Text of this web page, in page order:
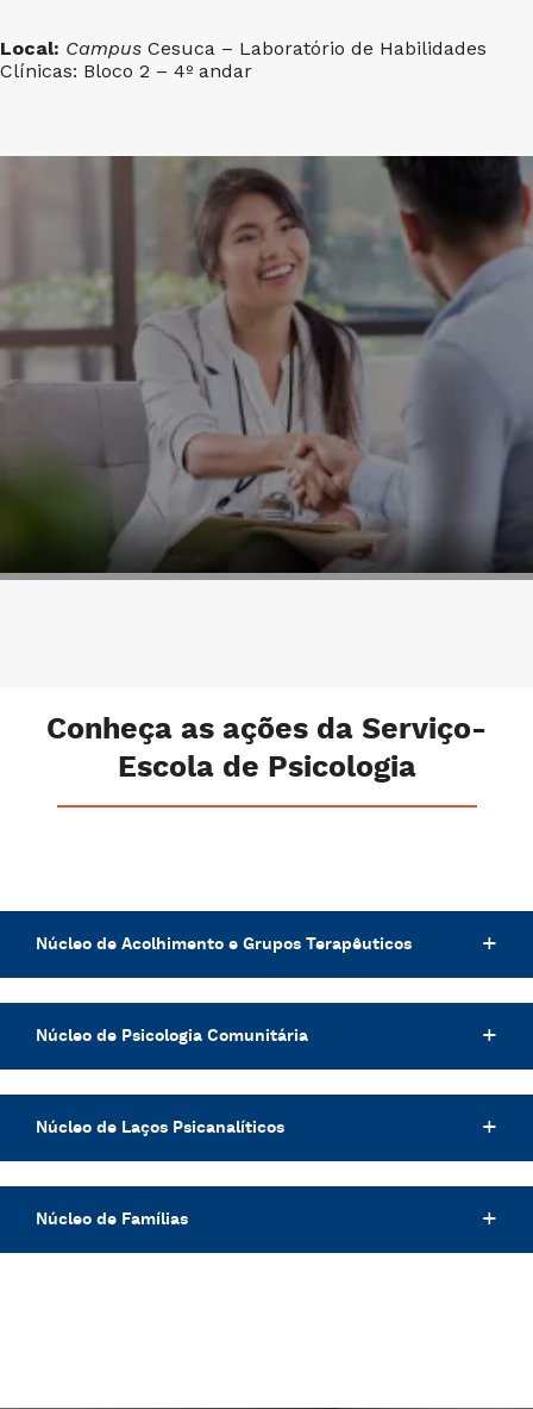
Local: Campus Cesuca – Laboratório de Habilidades
Clínicas: Bloco 2 – 4º andar
Conheça as ações da Serviço-
Escola de Psicologia
Núcleo de Acolhimento e Grupos Terapêuticos
Núcleo de Psicologia Comunitária
Núcleo de Laços Psicanalíticos
Núcleo de Famílias